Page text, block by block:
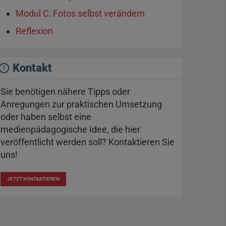
Modul C: Fotos selbst verändern
Reflexion
Kontakt
Sie benötigen nähere Tipps oder
Anregungen zur praktischen Umsetzung
oder haben selbst eine
medienpädagogische Idee, die hier
veröffentlicht werden soll? Kontaktieren Sie
uns!
JETZT KONTAKTIEREN